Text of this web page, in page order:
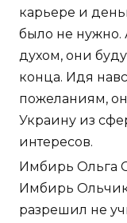
карьере и
было не нужно.
духом, они
конца. Идя
пожеланиям,
Украину из
интересов.
Имбирь Ольга
Имбирь
разрешил не